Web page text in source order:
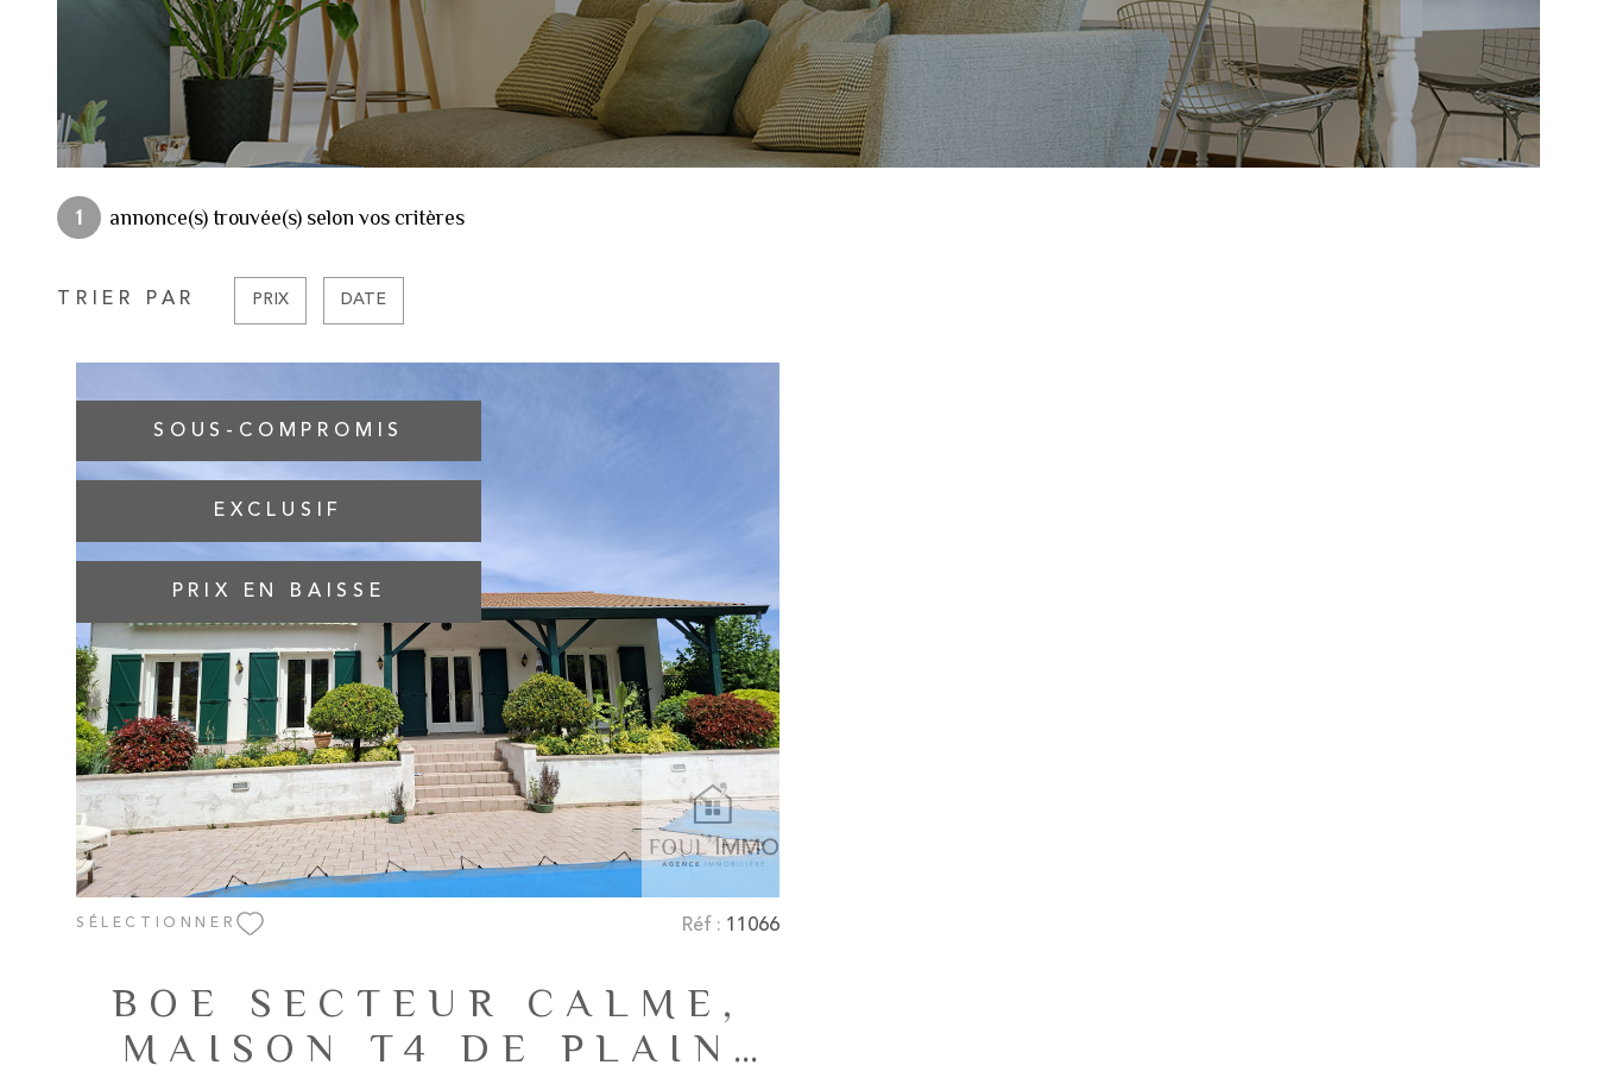
NOTRE
AVIS CLIENTS
1 annonce(s) trouvée(s) selon vos critères
TRIER PAR PRIX DATE
SOUS-COMPROMIS
EXCLUSIF
PRIX EN BAISSE
VOIR LE BIEN
SÉLECTIONNER Réf : 11066
BOE SECTEUR CALME,
MAISON T4 DE PLAIN